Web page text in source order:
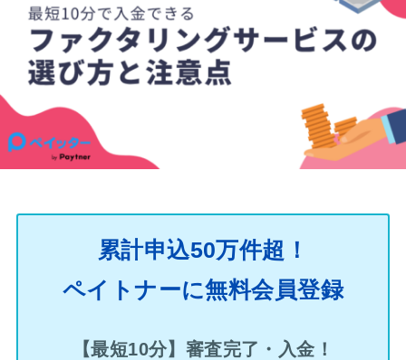
累計申込50万件超！
ペイトナーに無料会員登録
【最短10分】審査完了・入金！